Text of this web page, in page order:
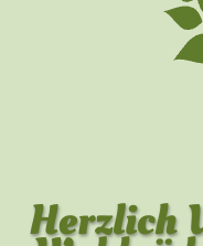
Herzlich